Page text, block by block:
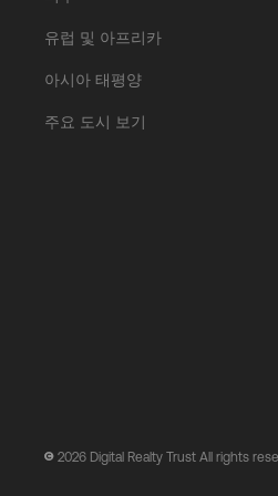
유럽 및 아프리카
아시아 태평양
주요 도시 보기
2026 Digital Realty Trust All rights